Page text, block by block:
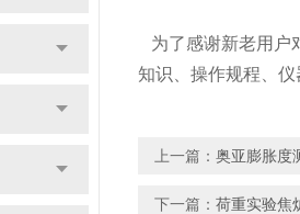
为了感谢新老用户
知识、操作规程、
上一篇： 奥亚膨胀度
下一篇： 荷重实验焦